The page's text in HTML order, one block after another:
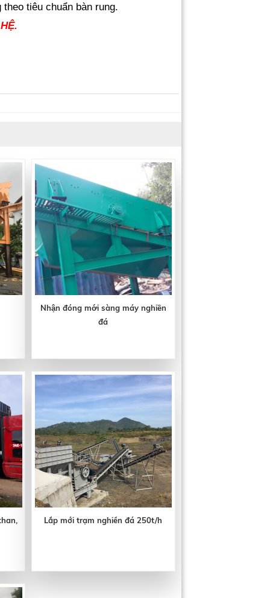
tiêu chuẩn bàn rung.
Nhận đóng mới sàng máy nghiền
đá
Lắp mới trạm nghiền đá 250t/h